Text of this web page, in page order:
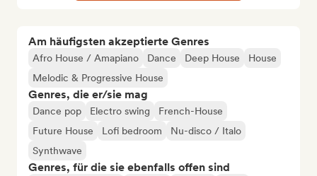
Am häufigsten akzeptierte Genres
Afro House / Amapiano Dance Deep House
House
Melodic & Progressive House
Genres, die er/sie mag
Dance pop Electro swing
French-House
Future House
Lofi bedroom
Nu-disco / Italo
Synthwave
Genres, für die sie ebenfalls offen sind